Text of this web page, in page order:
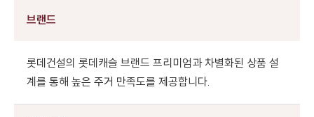
브랜드
롯데건설의 롯데캐슬 브랜드 프리미엄과 차별화된 상품 설
계를 통해 높은 주거 만족도를 제공합니다.